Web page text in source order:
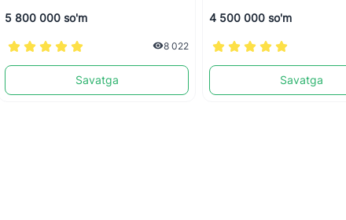
5 800 000 so'm
8 022
Savatga
4 500 000 so'm
Savatga